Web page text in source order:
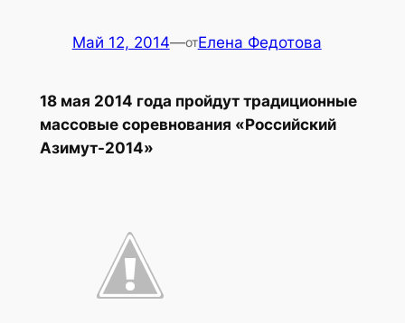
Май 12, 2014—отЕлена Федотова
18 мая 2014 года пройдут традиционные
массовые соревнования «Российский
Азимут-2014»